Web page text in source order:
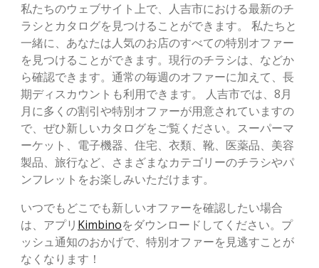
私たちのウェブサイト上で、人吉市における最新のチ
ラシとカタログを見つけることができます。 私たちと
一緒に、あなたは人気のお店のすべての特別オファー
を見つけることができます。現行のチラシは、などか
ら確認できます。通常の毎週のオファーに加えて、長
期ディスカウントも利用できます。 人吉市では、8月
月に多くの割引や特別オファーが用意されていますの
で、ぜひ新しいカタログをご覧ください。スーパーマ
ーケット、電子機器、住宅、衣類、靴、医薬品、美容
製品、旅行など、さまざまなカテゴリーのチラシやパ
ンフレットをお楽しみいただけます。
いつでもどこでも新しいオファーを確認したい場合
は、アプリ Kimbinoをダウンロードしてください。プ
ッシュ通知のおかげで、特別オファーを見逃すことが
なくなります！